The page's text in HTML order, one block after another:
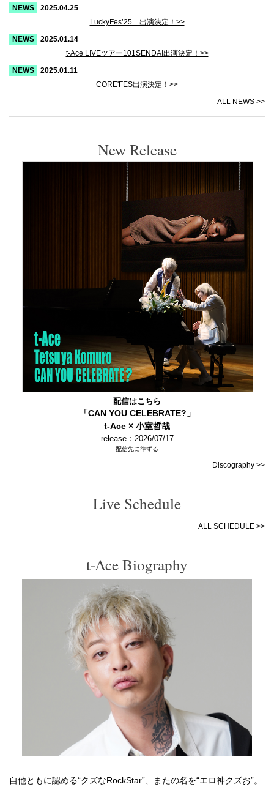
2025.04.25
LuckyFes’25 出演決定！>>
2025.01.14
t-Ace LIVEツアー101SENDAI出演決定！>>
2025.01.11
CORE'FES出演決定！>>
ALL NEWS >>
New Release
配信はこちら
「CAN YOU CELEBRATE?」
t-Ace × 小室哲哉
release：2026/07/17
配信先に準ずる
Discography >>
Live Schedule
ALL SCHEDULE >>
t-Ace Biography
自他ともに認める“クズなRockStar”、またの名を“エロ神クズお”。